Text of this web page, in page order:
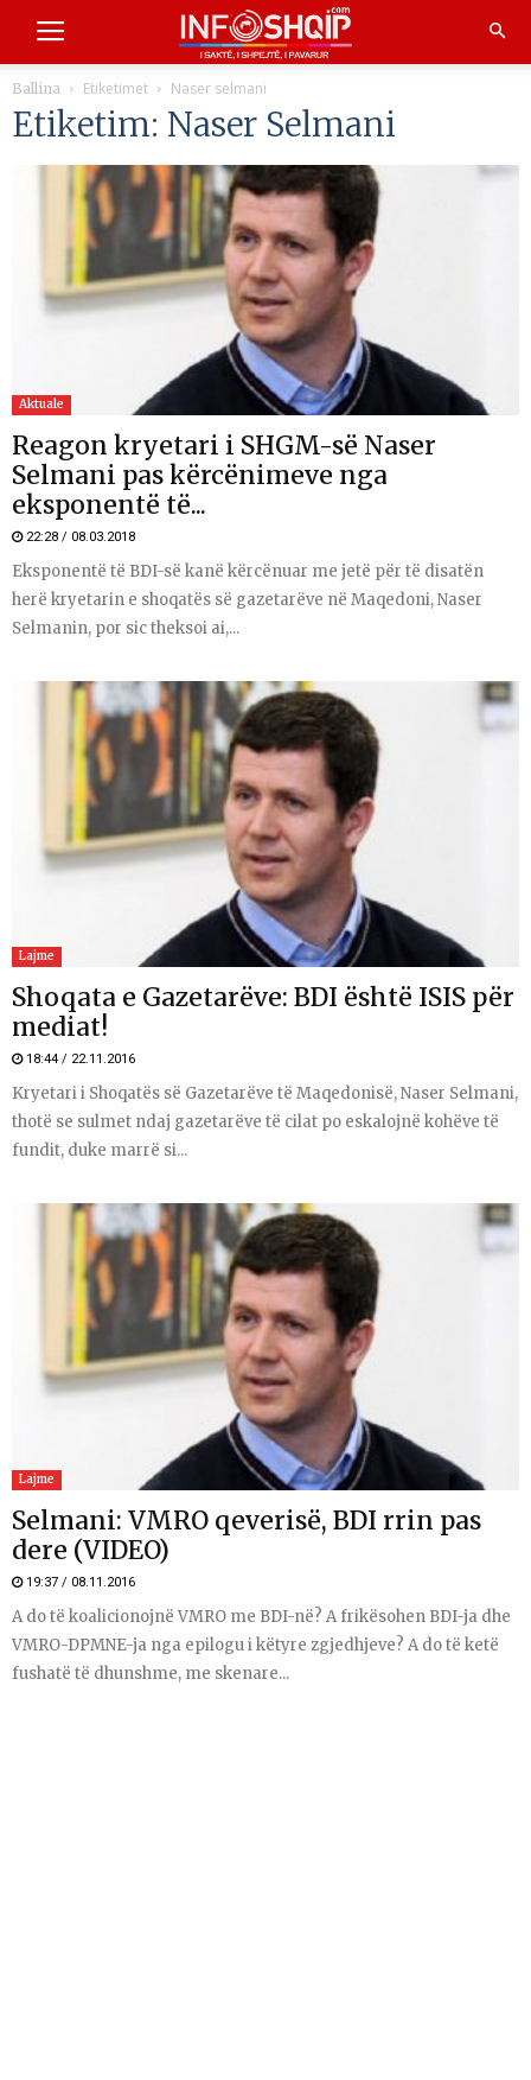
Ballina Etiketimet Naser selmani
Etiketim: Naser Selmani
Aktuale
Reagon kryetari i SHGM-së Naser
Selmani pas kërcënimeve nga
eksponentë të...
22:28 / 08.03.2018
Eksponentë të BDI-së kanë kërcënuar me jetë për të disatën
herë kryetarin e shoqatës së gazetarëve në Maqedoni, Naser
Selmanin, por sic theksoi ai,...
Lajme
Shoqata e Gazetarëve: BDI është ISIS për
mediat!
18:44 / 22.11.2016
Kryetari i Shoqatës së Gazetarëve të Maqedonisë, Naser Selmani,
thotë se sulmet ndaj gazetarëve të cilat po eskalojnë kohëve të
fundit, duke marrë si...
Lajme
Selmani: VMRO qeverisë, BDI rrin pas
dere (VIDEO)
19:37 / 08.11.2016
A do të koalicionojnë VMRO me BDI-në? A frikësohen BDI-ja dhe
VMRO-DPMNE-ja nga epilogu i këtyre zgjedhjeve? A do të ketë
fushatë të dhunshme, me skenare...